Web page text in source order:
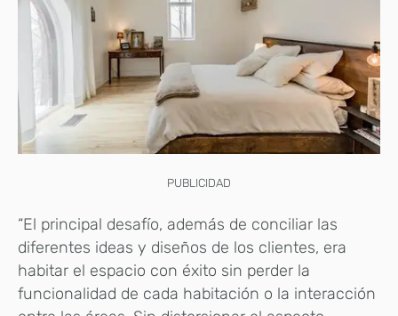
PUBLICIDAD
“El principal desafío, además de conciliar las
diferentes ideas y diseños de los clientes, era
habitar el espacio con éxito sin perder la
funcionalidad de cada habitación o la interacción